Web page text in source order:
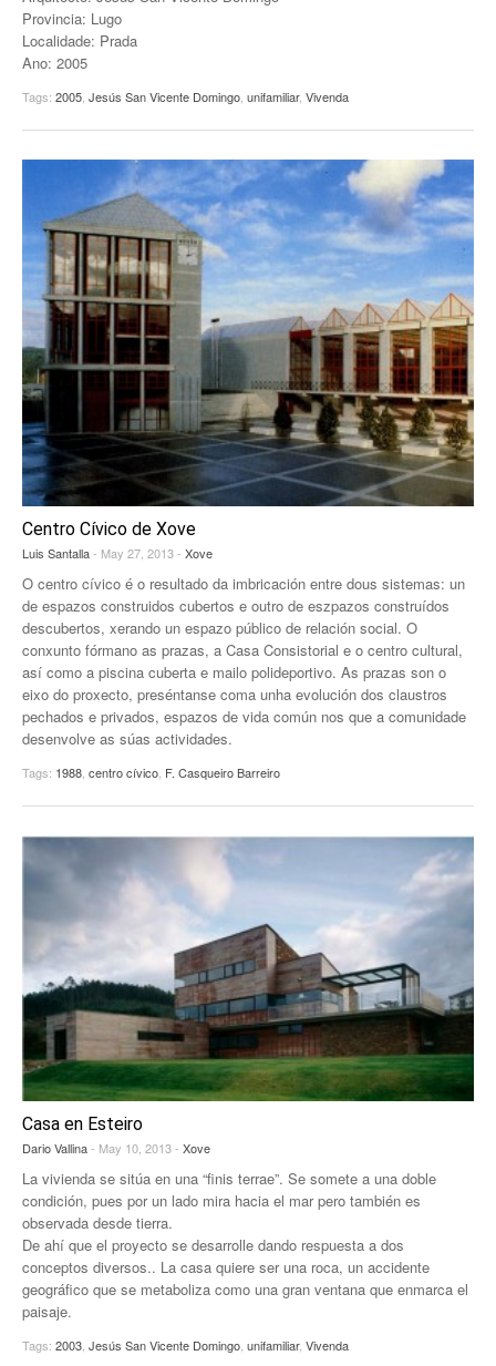
EUROPAN
Provincia: Lugo
Localidade: Prada
Ano: 2005
Tags: 2005 Jesús San Vicente Domingo unifamiliar, Vivenda
Centro Cívico de Xove
Luis Santalla- May 27, 2013 - Xove
O centro cívico é o resultado da imbricación entre dous sistemas: un
de espazos construidos cubertos e outro de eszpazos construídos
descubertos, xerando un espazo público de relación social. O
conxunto fórmano as prazas, a Casa Consistorial e o centro cultural,
así como a piscina cuberta e mailo polideportivo. As prazas son o
eixo do proxecto, preséntanse coma unha evolución dos claustros
pechados e privados, espazos de vida común nos que a comunidade
desenvolve as súas actividades.
Tags: 1988 centro cívico F. Casqueiro Barreiro
Casa en Esteiro
Dario Vallina- May 10, 2013 - Xove
La vivienda se sitúa en una “finis terrae”. Se somete a una doble
condición, pues por un lado mira hacia el mar pero también es
observada desde tierra.
De ahí que el proyecto se desarrolle dando respuesta a dos
conceptos diversos.. La casa quiere ser una roca, un accidente
geográfico que se metaboliza como una gran ventana que enmarca el
paisaje.
Tags: 2003, Jesús San Vicente Domingo, unifamiliar, Vivenda